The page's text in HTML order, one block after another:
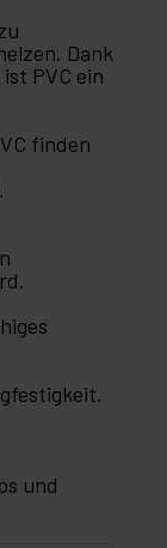
Dank
PVC ein
finden
und